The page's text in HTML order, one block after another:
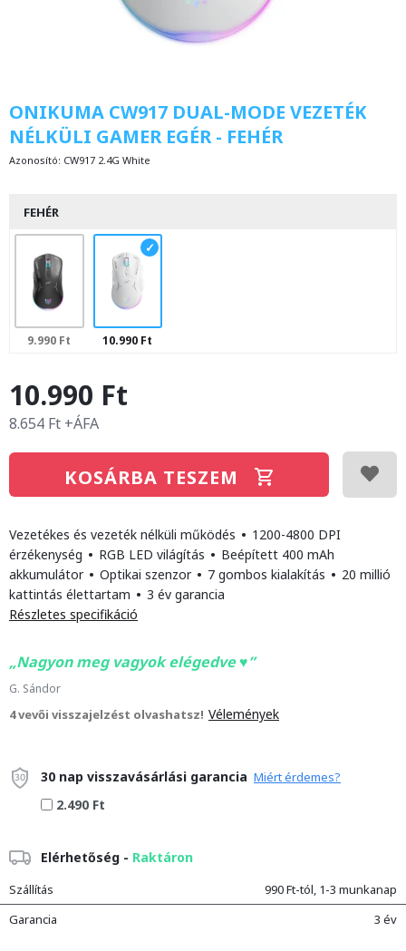
ONIKUMA CW917 DUAL-MODE VEZETÉK
NÉLKÜLI GAMER EGÉR - FEHÉR
Azonosító: CW917 2.4G White
FEHÉR
9.990 Ft 10.990 Ft
10.990 Ft
8.654 Ft +ÁFA
KOSÁRBA TESZEM
Vezetékes és vezeték nélküli működés • 1200-4800 DPI
érzékenység • RGB LED világítás • Beépített 400 mAh
akkumulátor • Optikai szenzor • 7 gombos kialakítás • 20 millió
kattintás élettartam • 3 év garancia
Részletes specifikáció
Nagyon meg vagyok elégedve ♥️
G. Sándor
4 vevői visszajelzést olvashatsz! Vélemények
30 nap visszavásárlási garancia Miért érdemes?
2.490 Ft
Elérhetőség - Raktáron
Szállítás
990 Ft-tól, 1-3 munkanap
Garancia
3 év